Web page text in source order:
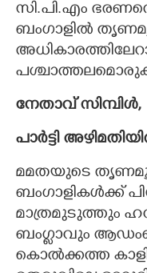
സി.പി.എം
ബംഗാളിൽ
നേതാവ് സിമ്പിൾ,
പാർട്ടി
മമതയുടെ
ബംഗാളികൾക്ക്
മാത്രമുടുത്തും
ബംഗ്ളാവും
കൊൽക്കത്ത